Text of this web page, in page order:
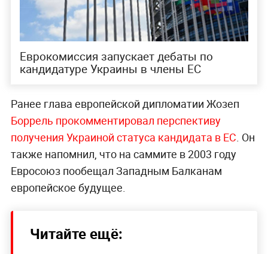
Еврокомиссия запускает дебаты по
кандидатуре Украины в члены ЕС
Ранее глава европейской дипломатии Жозеп
Боррель прокомментировал перспективу
получения Украиной статуса кандидата в ЕС. Он
также напомнил, что на саммите в 2003 году
Евросоюз пообещал Западным Балканам
европейское будущее.
Читайте ещё: